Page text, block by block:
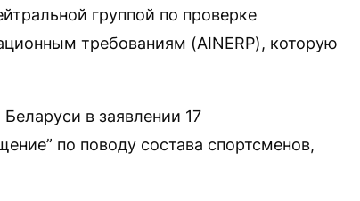
группой по проверке
требованиям (AINERP), которую
в заявлении 17
по поводу состава спортсменов,